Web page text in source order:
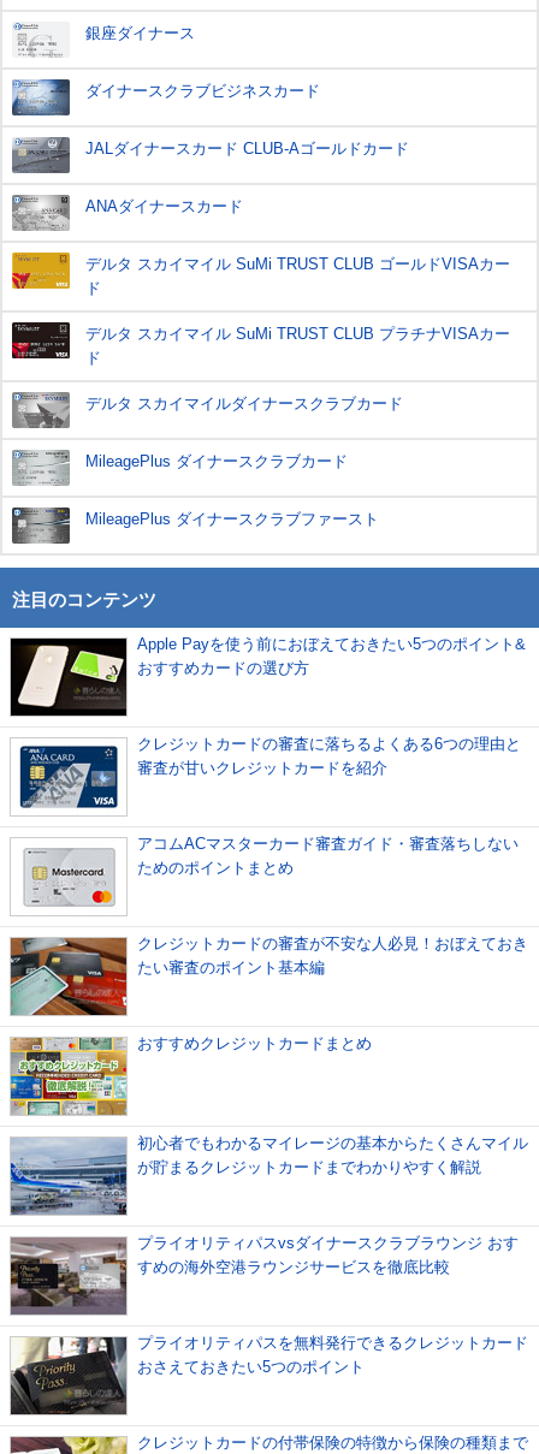
銀座ダイナース
ダイナースクラブビジネスカード
JALダイナースカード CLUB-Aゴールドカード
ANAダイナースカード
デルタ スカイマイル SuMi TRUST CLUB ゴールドVISAカー
ド
デルタ スカイマイル SuMi TRUST CLUB プラチナVISAカー
ド
デルタ スカイマイルダイナースクラブカード
MileagePlus ダイナースクラブカード
MileagePlus ダイナースクラブファースト
注目のコンテンツ
Apple Payを使う前におぼえておきたい5つのポイント&
おすすめカードの選び方
クレジットカードの審査に落ちるよくある6つの理由と
審査が甘いクレジットカードを紹介
アコムACマスターカード審査ガイド・審査落ちしない
ためのポイントまとめ
クレジットカードの審査が不安な人必見！おぼえておき
たい審査のポイント基本編
おすすめクレジットカードまとめ
初心者でもわかるマイレージの基本からたくさんマイル
が貯まるクレジットカードまでわかりやすく解説
プライオリティパスvsダイナースクラブラウンジ おす
すめの海外空港ラウンジサービスを徹底比較
プライオリティパスを無料発行できるクレジットカード
おさえておきたい5つのポイント
クレジットカードの付帯保険の特徴から保険の種類まで